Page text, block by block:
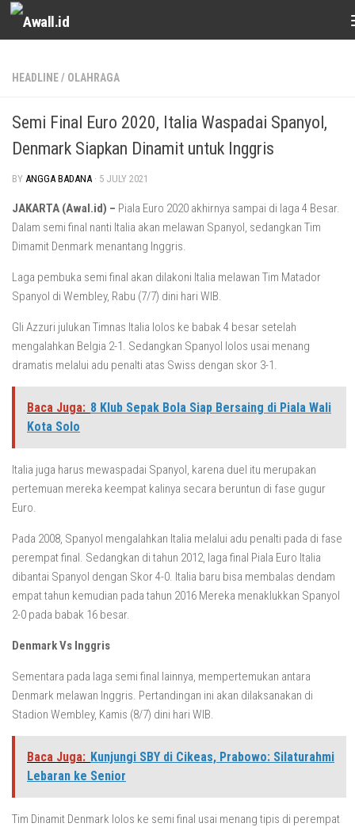
Skip to content
HEADLINE/ OLAHRAGA
Semi Final Euro 2020, Italia Waspadai Spanyol,
Denmark Siapkan Dinamit untuk Inggris
BY ANGGA BADANA · 5 JULY 2021
JAKARTA (Awal.id) – Piala Euro 2020 akhirnya sampai di laga 4 Besar.
Dalam semi final nanti Italia akan melawan Spanyol, sedangkan Tim
Dimamit Denmark menantang Inggris.
Laga pembuka semi final akan dilakoni Italia melawan Tim Matador
Spanyol di Wembley, Rabu (7/7) dini hari WIB.
Gli Azzuri julukan Timnas Italia lolos ke babak 4 besar setelah
mengalahkan Belgia 2-1. Sedangkan Spanyol lolos usai menang
dramatis melalui adu penalti atas Swiss dengan skor 3-1.
Baca Juga: 8 Klub Sepak Bola Siap Bersaing di Piala Wali
Kota Solo
Italia juga harus mewaspadai Spanyol, karena duel itu merupakan
pertemuan mereka keempat kalinya secara beruntun di fase gugur
Euro.
Pada 2008, Spanyol mengalahkan Italia melalui adu penalti pada di fase
perempat final. Sedangkan di tahun 2012, laga final Piala Euro Italia
dibantai Spanyol dengan Skor 4-0. Italia baru bisa membalas dendam
empat tahun kemudian pada tahun 2016 Mereka menaklukkan Spanyol
2-0 pada babak 16 besar.
Denmark Vs Inggris
Sementara pada laga semi final lainnya, mempertemukan antara
Denmark melawan Inggris. Pertandingan ini akan dilaksanakan di
Stadion Wembley, Kamis (8/7) dini hari WIB.
Baca Juga: Kunjungi SBY di Cikeas, Prabowo: Silaturahmi
Lebaran ke Senior
Tim Dinamit Denmark lolos ke semi final usai menang tipis di perempat